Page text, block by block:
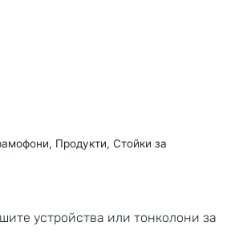
, Продукти,Стойки за
устройства или тонколони за